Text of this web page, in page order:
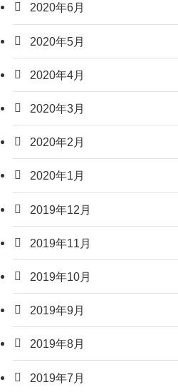
2020年6月
2020年5月
2020年4月
2020年3月
2020年2月
2020年1月
2019年12月
2019年11月
2019年10月
2019年9月
2019年8月
2019年7月